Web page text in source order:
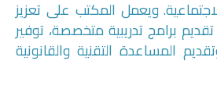
ويعمل المكتب على تعزيز
برامج تدريبية متخصصة، توفير
المساعدة التقنية والقانونية